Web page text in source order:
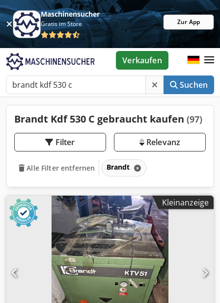
Maschinensucher
Gratis im Store Zur App
Suchen
Verkaufen
Brandt Kdf 530 C gebraucht kaufen (97)
Filter Relevanz
Alle Filter entfernen Brandt
Kleinanzeige